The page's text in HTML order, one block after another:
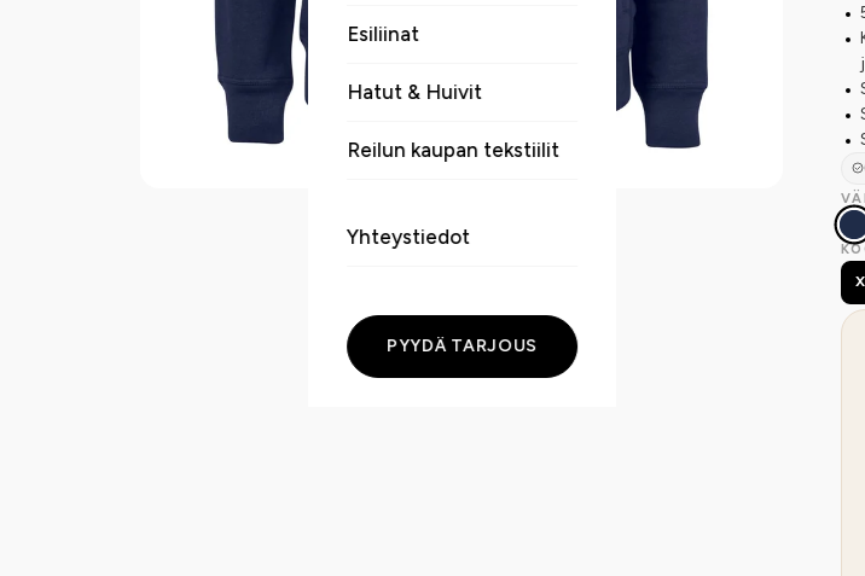
Esiliinat
Hatut & Huivit
Reilun kaupan tekstiilit
Yhteystiedot
PYYDÄ TARJOUS